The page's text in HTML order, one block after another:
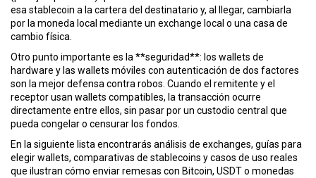
esa stablecoin a la cartera del destinatario y, al llegar, cambiarla
por la moneda local mediante un exchange local o una casa de
cambio física.
Otro punto importante es la **seguridad**: los wallets de
hardware y las wallets móviles con autenticación de dos factores
son la mejor defensa contra robos. Cuando el remitente y el
receptor usan wallets compatibles, la transacción ocurre
directamente entre ellos, sin pasar por un custodio central que
pueda congelar o censurar los fondos.
En la siguiente lista encontrarás análisis de exchanges, guías para
elegir wallets, comparativas de stablecoins y casos de uso reales
que ilustran cómo enviar remesas con Bitcoin, USDT o monedas